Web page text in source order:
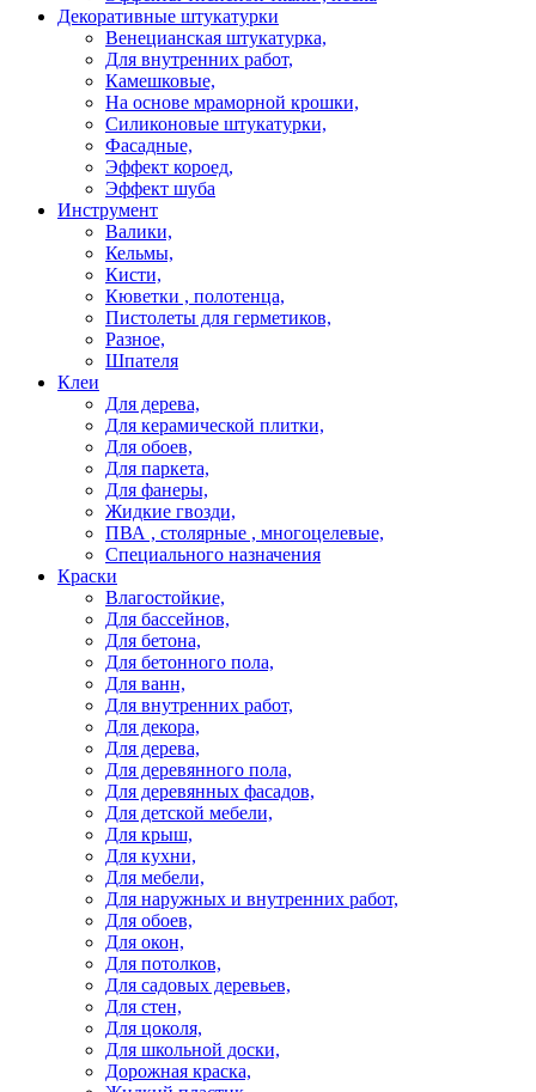
Декоративные штукатурки
Венецианская штукатурка,
Для внутренних работ,
Камешковые,
На основе мраморной крошки,
Силиконовые штукатурки,
Фасадные,
Эффект короед,
Эффект шуба
Инструмент
Валики,
Кельмы,
Кисти,
Кюветки , полотенца,
Пистолеты для герметиков,
Разное,
Шпателя
Клеи
Для дерева,
Для керамической плитки,
Для обоев,
Для паркета,
Для фанеры,
Жидкие гвозди,
ПВА , столярные , многоцелевые,
Специального назначения
Краски
Влагостойкие,
Для бассейнов,
Для бетона,
Для бетонного пола,
Для ванн,
Для внутренних работ,
Для декора,
Для дерева,
Для деревянного пола,
Для деревянных фасадов,
Для детской мебели,
Для крыш,
Для кухни,
Для мебели,
Для наружных и внутренних работ,
Для обоев,
Для окон,
Для потолков,
Для садовых деревьев,
Для стен,
Для цоколя,
Для школьной доски,
Дорожная краска,